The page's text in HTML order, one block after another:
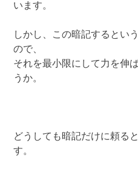
います。
しかし、この暗記するとい
ので、
それを最小限にして力を伸
うか。
どうしても暗記だけに頼る
す。